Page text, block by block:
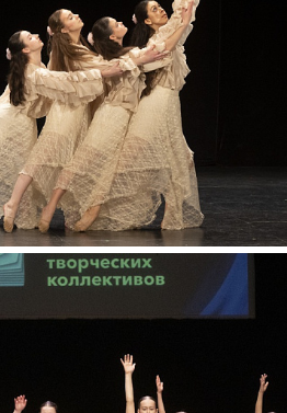
о
ребенка
ЧТО